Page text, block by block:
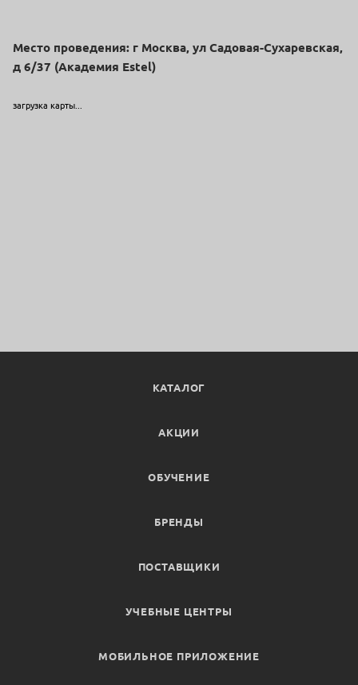
Место проведения: г Москва, ул Садовая-Сухаревская,
д 6/37 (Академия Estel)
загрузка карты...
КАТАЛОГ
АКЦИИ
ОБУЧЕНИЕ
БРЕНДЫ
ПОСТАВЩИКИ
УЧЕБНЫЕ ЦЕНТРЫ
МОБИЛЬНОЕ ПРИЛОЖЕНИЕ